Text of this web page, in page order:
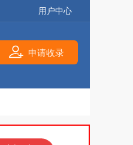
用户中心
申请收录